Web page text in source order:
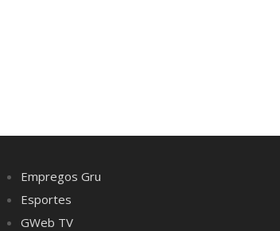
Empregos Gru
Esportes
GWeb TV